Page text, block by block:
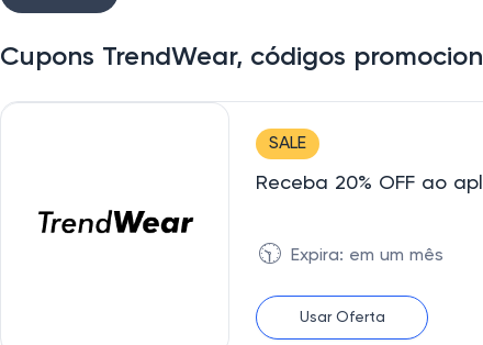
Cupons TrendWear, códigos
SALE
Receba 20% OFF ao
🕥 Expira: em um mês
Usar Oferta